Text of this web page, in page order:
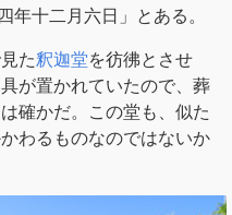
年十二月六日」とある。
た釈迦堂を彷彿とさせ
が置かれていたので、葬
確かだ。この堂も、似た
わるものなのではないか